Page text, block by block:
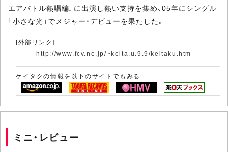
エアバトル熱唱編』に出演し熱い支持を集め、05年にシングル
「小さな光」でメジャー・デビューを果たした。
[外部リンク]
http://www.fcv.ne.jp/~keita.u.9.9/keitaku.htm
ケイタクの情報を以下のサイトでもみる
ミニ・レビュー